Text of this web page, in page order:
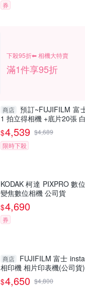
券
下殺95折⬅︎ 相機大特賣
滿1件享95折
商店
預訂~FUJIFILM 富
1 拍立得相機 +底片20張
$4,539 $4,689
限時下殺
KODAK 柯達 PIXPRO 數
變焦數位相機 公司貨
$4,690
券
商店
FUJIFILM 富士
相印機 相片印表機(公司貨
$4,650 $4,800